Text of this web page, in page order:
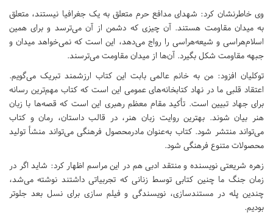
وی خاطرنشان کرد: شهدای مدافع حرم متعلق به یک جغرافیا نیستند، متعلق
به میدان مقاومت هستند. آن چیزی که دشمن از آن می‌ترسد و برای همین
اسلام‌هراسی و شیعه‌هراسی را رواج می‌دهد، این است که نمی‌خواهد میدان و
جبهه مقاومت شکل بگیرد. آن‌ها از میدان مقاومت می‌ترسند.
توکلیان افزود: من به خانم عالمی بابت این کتاب ارزشمند تبریک می‌گویم.
اعتقاد قلبی ما در نهاد کتابخانه‌های عمومی این است که کتاب مهم‌ترین رسانه
برای جهاد تبیین است. تأکید مقام معظم رهبری این است که قصه‌ها با زبان
هنر بیان شوند. بهترین روایت زبان هنر، در قالب داستان، رمان و کتاب
می‌تواند منتشر شود. کتاب به‌عنوان مادرمحصول فرهنگی می‌تواند منشأ تولید
محصولات متنوع فرهنگی شود.
زهره شریعتی نویسنده و منتقد ادبی هم در این مراسم اظهار کرد: شاید اگر در
زمان جنگ ما چنین کتابی توسط زنانی که تجربیاتی داشتند نوشته می‌شد،
چندین پله در مستندسازی، نویسندگی و فیلم سازی برای نسل بعد جلوتر
بودیم.